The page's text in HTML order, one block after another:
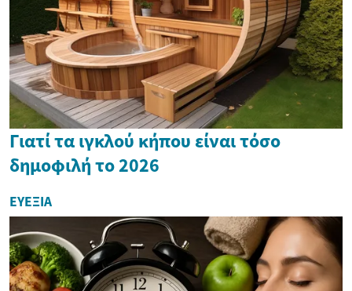
Γιατί τα ιγκλού κήπου είναι τόσο
δημοφιλή το 2026
ΕΥΕΞΊΑ